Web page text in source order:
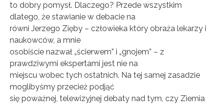
to dobry pomysł. Dlaczego? Przede wszystkim
dlatego, że stawianie w debacie na
równi Jerzego Zięby – człowieka który obraża lekarzy i
naukowców, a mnie
osobiście nazwał „ścierwem” i „gnojem” – z
prawdziwymi ekspertami jest nie na
miejscu wobec tych ostatnich. Na tej samej zasadzie
moglibyśmy przecież podjąć
się poważnej, telewizyjnej debaty nad tym, czy Ziemia